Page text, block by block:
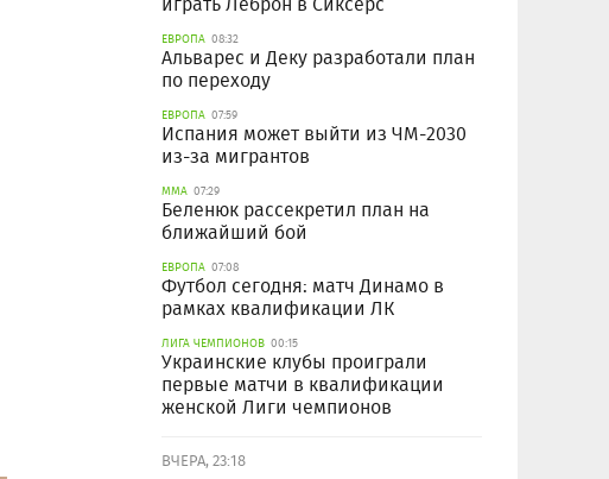
ЕВРОПА 08:32
Альварес и Деку разработали план
по переходу
ЕВРОПА 07:59
Испания может выйти из ЧМ-2030
из-за мигрантов
ММА 07:29
Беленюк рассекретил план на
ближайший бой
ЕВРОПА 07:08
Футбол сегодня: матч Динамо в
рамках квалификации ЛК
ЛИГА ЧЕМПИОНОВ 00:15
Украинские клубы проиграли
первые матчи в квалификации
женской Лиги чемпионов
ВЧЕРА, 23:18